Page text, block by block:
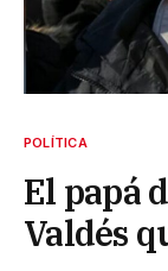
POLÍTICA
El papá
Valdés